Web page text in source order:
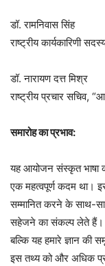
डॉ. रामनिवास सिंह
राष्ट्रीय कार्यकारिणी
डॉ. नारायण दत्त मिश्र
राष्ट्रीय प्रचार सचिव,
समारोह का प्रभाव:
यह आयोजन संस्कृत भाषा
एक महत्वपूर्ण कदम था।
सम्मानित करने के साथ-
सहेजने का संकल्प लेते हैं।
बल्कि यह हमारे ज्ञान
इस तथ्य को और अधिक